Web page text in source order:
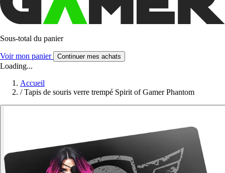
Sous-total du panier
Voir mon panier Continuer mes achats
Loading...
Accueil
/ Tapis de souris verre trempé Spirit of Gamer Phantom